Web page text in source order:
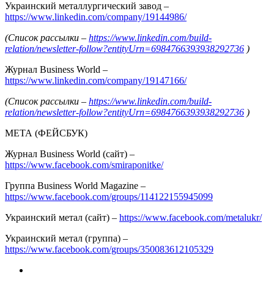
Украинский металлургический завод –
https://www.linkedin.com/company/19144986/
(Список рассылки – https://www.linkedin.com/build-
relation/newsletter-follow?entityUrn=6984766393938292736 )
Журнал Business World –
https://www.linkedin.com/company/19147166/
(Список рассылки – https://www.linkedin.com/build-
relation/newsletter-follow?entityUrn=6984766393938292736 )
МЕТА (ФЕЙСБУК)
Журнал Business World (сайт) –
https://www.facebook.com/smiraponitke/
Группа Business World Magazine –
https://www.facebook.com/groups/114122155945099
Украинский метал (сайт) – https://www.facebook.com/metalukr/
Украинский метал (группа) –
https://www.facebook.com/groups/350083612105329